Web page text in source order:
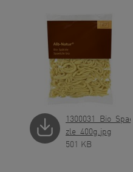
1300031_Bio_Spaet
zle_400g.jpg
501 KB